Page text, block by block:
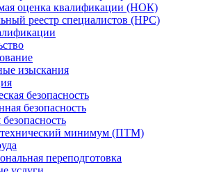
оценка квалификации (НОК)
реестр специалистов (НРС)
изыскания
безопасность
безопасность
минимум (ПТМ)
переподготовка